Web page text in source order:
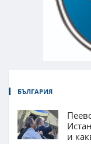
БЪЛГАРИЯ
и